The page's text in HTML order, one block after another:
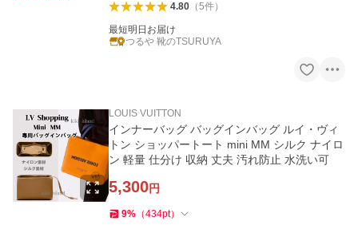
4.80（5件）
最短明日お届け
つるや 靴のTSURUYA
LOUIS VUITTON
インナーバッグ バッグインバッグ ルイ・ヴィ
トン ショッパートート mini MM シルク ナイロ
ン 軽量 仕分け 収納 丈夫 汚れ防止 水洗い可
5,300円
9% （434pt）